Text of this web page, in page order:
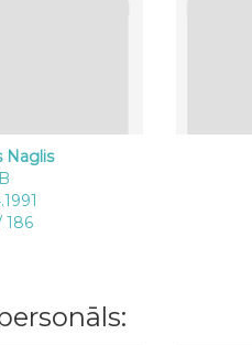
Naglis
186